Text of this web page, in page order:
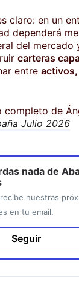
claro: en un
dependerá
del mercado
carteras
entre
completo de
Julio 2026
nada de
nuestras
en tu email.
Seguir